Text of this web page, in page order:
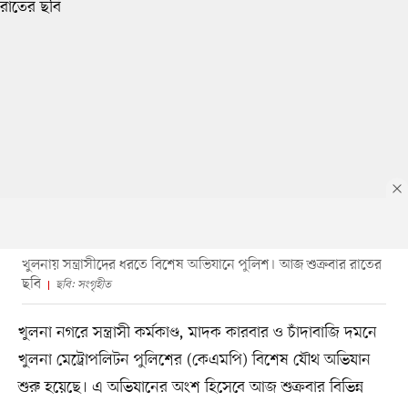
খুলনায় সন্ত্রাসীদের ধরতে বিশেষ অভিযানে পুলিশ। আজ শুক্রবার রাতের
ছবি
ছবি: সংগৃহীত
খুলনা নগরে সন্ত্রাসী কর্মকাণ্ড, মাদক কারবার ও চাঁদাবাজি দমনে
খুলনা মেট্রোপলিটন পুলিশের (কেএমপি) বিশেষ যৌথ অভিযান
শুরু হয়েছে। এ অভিযানের অংশ হিসেবে আজ শুক্রবার বিভিন্ন